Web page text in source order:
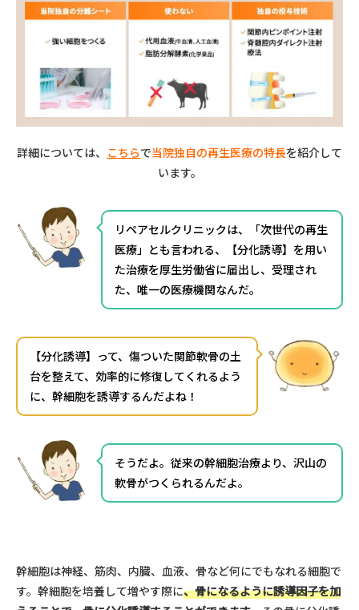
詳細については、 こちらで当院独自の再生医療の特長を紹介して
います。
リペアセルクリニックは、「次世代の再生
医療」とも言われる、【分化誘導】を用い
た治療を厚生労働省に届出し、受理され
た、唯一の医療機関なんだ。
【分化誘導】って、傷ついた関節軟骨の土
台を整えて、効率的に修復してくれるよう
に、幹細胞を誘導するんだよね！
そうだよ。従来の幹細胞治療より、沢山の
軟骨がつくられるんだよ。
幹細胞は神経、筋肉、内臓、血液、骨など何にでもなれる細胞で
す。幹細胞を培養して増やす際に、骨になるように誘導因子を加